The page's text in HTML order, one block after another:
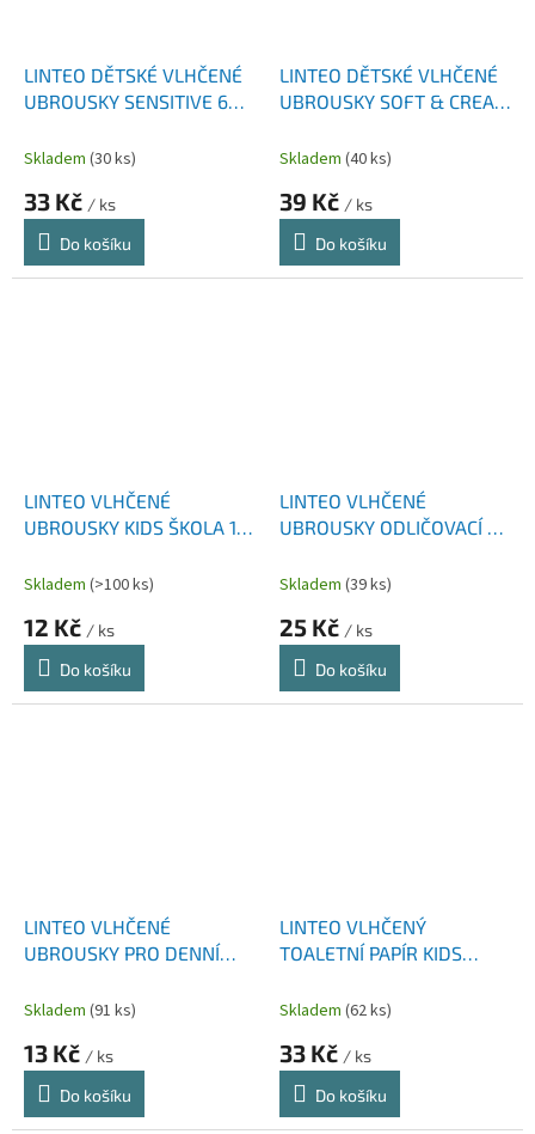
LINTEO DĚTSKÉ VLHČENÉ
UBROUSKY SENSITIVE 64
Skladem (30 ks)
33 Kč / ks
Do košíku
LINTEO DĚTSKÉ VLHČENÉ
UBROUSKY SOFT & CREAM
Skladem (40 ks)
39 Kč / ks
Do košíku
LINTEO VLHČENÉ
UBROUSKY KIDS ŠKOLA 15
Skladem (>100 ks)
12 Kč / ks
Do košíku
LINTEO VLHČENÉ
UBROUSKY ODLIČOVACÍ 25
Skladem (39 ks)
25 Kč / ks
Do košíku
LINTEO VLHČENÉ
UBROUSKY PRO DENNÍ
Skladem (91 ks)
13 Kč / ks
Do košíku
LINTEO VLHČENÝ
TOALETNÍ PAPÍR KIDS
Skladem (62 ks)
33 Kč / ks
Do košíku